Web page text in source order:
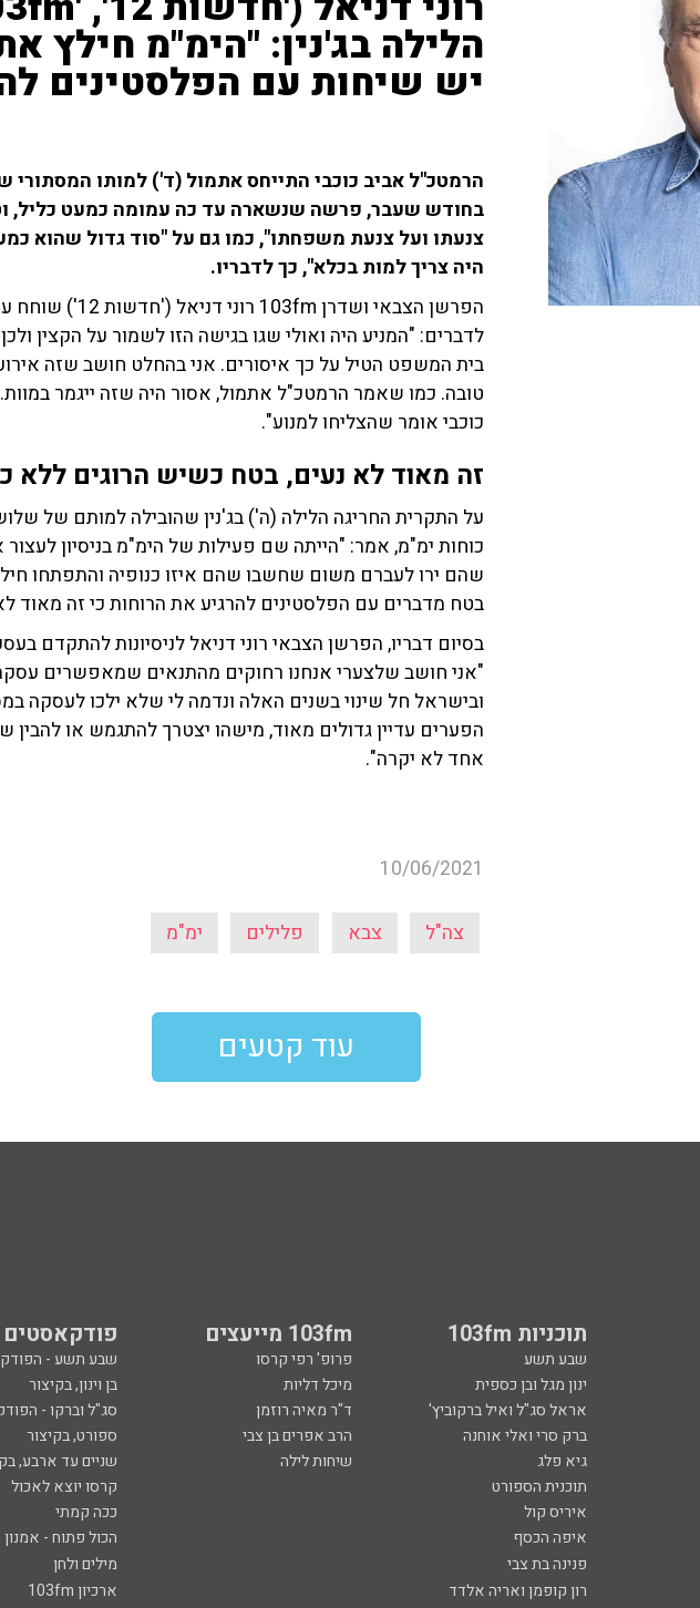
הלילה בג'נין: "הימ"מ חילץ
יש שיחות עם הפלסטינים
הרמטכ"ל אביב כוכבי התייחס אתמול (ד') למותו
בחודש שעבר, פרשה שנשארה עד כה עמומה כמעט כליל,
צנעתו ועל צנעת משפחתו", כמו גם על "סוד גדול שהוא
היה צריך למות בכלא", כך לדבריו.
לדברים: "המניע היה ואולי שגו בגישה הזו לשמור על הקצין
בית המשפט הטיל על כך איסורים. אני בהחלט חושב שזה
טובה. כמו שאמר הרמטכ"ל אתמול, אסור היה שזה ייגמר
כוכבי אומר שהצליחו למנוע".
זה מאוד לא נעים, בטח כשיש הרוגים ללא
על התקרית החריגה הלילה (ה') בג'נין שהובילה למותם של
כוחות ימ"מ, אמר: "הייתה שם פעילות של הימ"מ בניסיון
שהם ירו לעברם משום שחשבו שהם איזו כנופיה והתפתחו
בטח מדברים עם הפלסטינים להרגיע את הרוחות כי זה מאוד
בסיום דבריו, הפרשן הצבאי רוני דניאל לניסיונות להתקדם
ובישראל חל שינוי בשנים האלה ונדמה לי שלא ילכו לעסקה
הפערים עדיין גדולים מאוד, מישהו יצטרך להתגמש או
אחד לא יקרה".
10/06/2021
צה"ל צבא פלילים ימ"מ
עוד קטעים
תוכניות 103fm 103fm מייעצים פודקאסטים
שבע תשע פרופ' רפי קרסו שבע תשע -
ינון מגל ובן כספית
מיכל דליות בן וינון, בקיצור
אראל סג"ל ואיל ברקוביץ'
ד"ר מאיה רוזמן סג"ל וברקו -
ברק סרי ואלי אוחנה
הרב אפרים בן צבי ספורט, בקיצור
גיא פלג
שיחות לילה שניים עד ארבע,
תוכנית הספורט
קרסו יוצא לאכול
איריס קול
ככה קמתי
איפה הכסף
הכול פתוח - אמנון
פנינה בת צבי
מילים ולחן
רון קופמן ואריה אלדד
ארכיון 103fm